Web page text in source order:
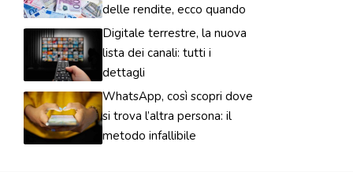
delle rendite, ecco quando
Digitale terrestre, la nuova
lista dei canali: tutti i
dettagli
WhatsApp, così scopri dove
si trova l’altra persona: il
metodo infallibile